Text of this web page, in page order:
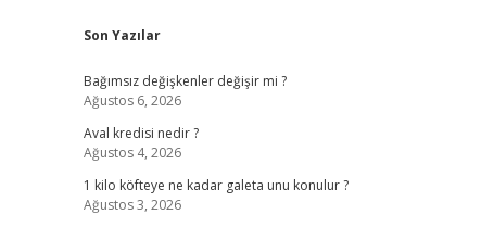
Sidebar
Son Yazılar
Bağımsız değişkenler değişir mi ?
Ağustos 6, 2026
Aval kredisi nedir ?
Ağustos 4, 2026
1 kilo köfteye ne kadar galeta unu konulur ?
Ağustos 3, 2026